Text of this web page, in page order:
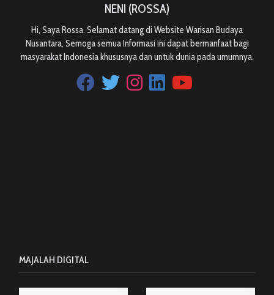
NENI (ROSSA)
Hi, Saya Rossa. Selamat datang di Website Warisan Budaya
Nusantara, Semoga semua Informasi ini dapat bermanfaat bagi
masyarakat Indonesia khususnya dan untuk dunia pada umumnya.
MAJALAH DIGITAL